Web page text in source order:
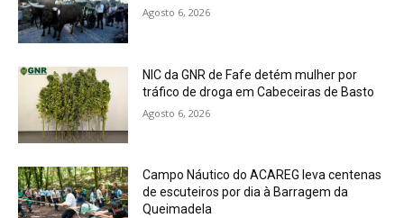
Agosto 6, 2026
NIC da GNR de Fafe detém mulher por
tráfico de droga em Cabeceiras de Basto
Agosto 6, 2026
Campo Náutico do ACAREG leva centenas
de escuteiros por dia à Barragem da
Queimadela